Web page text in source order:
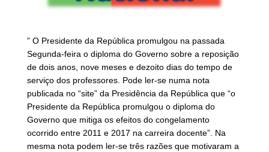
” O Presidente da República promulgou na passada
Segunda-feira o diploma do Governo sobre a reposição
de dois anos, nove meses e dezoito dias do tempo de
serviço dos professores. Pode ler-se numa nota
publicada no “site” da Presidência da República que “o
Presidente da República promulgou o diploma do
Governo que mitiga os efeitos do congelamento
ocorrido entre 2011 e 2017 na carreira docente”. Na
mesma nota podem ler-se três razões que motivaram a